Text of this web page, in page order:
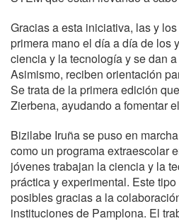
Gracias a esta iniciativa, las y
primera mano el día a día de los
ciencia y la tecnología y se dan
Asimismo, reciben orientación
Se trata de la primera edición
Zierbena, ayudando a fomentar
Bizilabe Iruña se puso en
como un programa extraescolar
jóvenes trabajan la ciencia y la
práctica y experimental. Este
posibles gracias a la
instituciones de Pamplona. El